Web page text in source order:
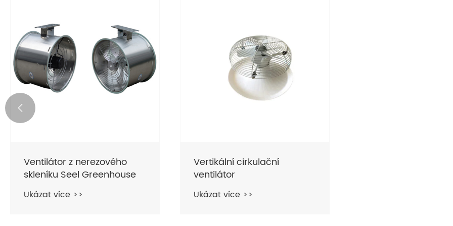
Ventilátor z nerezového
skleníku Seel Greenhouse
Ukázat více >>
Vertikální cirkulační
ventilátor
Ukázat více >>
